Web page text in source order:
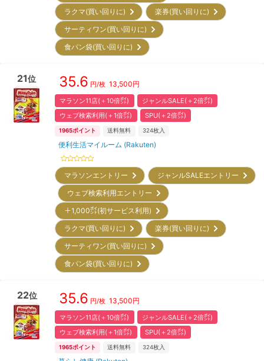
ラクマ(買い回りに)
楽券(買い回りに)
サーティワン(買い回りに)
食パン袋(買い回りに)
21位 35.6 円/枚 13,500円
マラソン11店(＋10倍㌽)
ジャンルSALE(＋2倍㌽)
ウェブ検索利用(＋1倍㌽)
SPU(＋2倍㌽)
1965ポイント 送料無料 324枚入
便利生活マイルーム (Rakuten)
マラソンエントリー
ジャンルSALEエントリー
ウェブ検索利用エントリー
＋1,000㌽(初サービス利用)
ラクマ(買い回りに)
楽券(買い回りに)
サーティワン(買い回りに)
食パン袋(買い回りに)
22位 35.6 円/枚 13,500円
マラソン11店(＋10倍㌽)
ジャンルSALE(＋2倍㌽)
ウェブ検索利用(＋1倍㌽)
SPU(＋2倍㌽)
1965ポイント 送料無料 324枚入